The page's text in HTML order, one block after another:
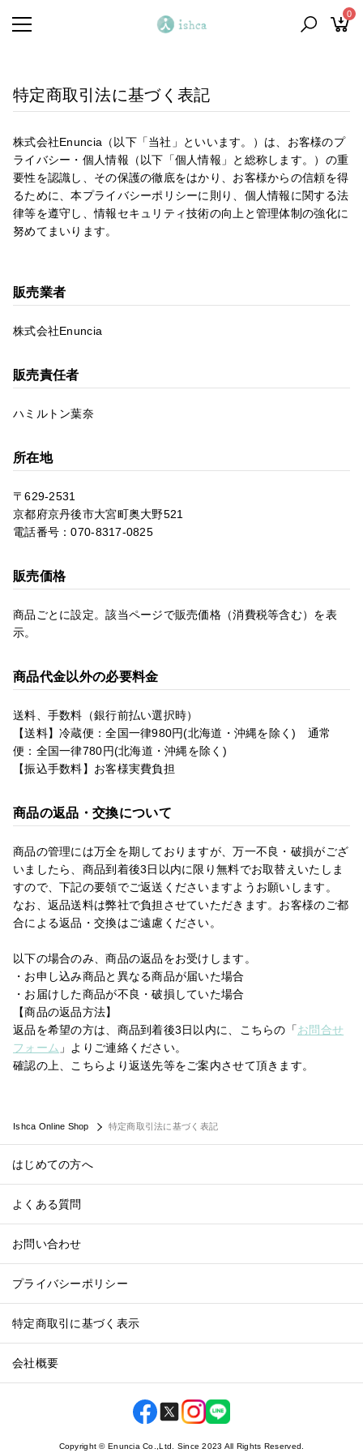
0
Ishca Online Shop 特定商取引法に基づく表記
特定商取引法に基づく表記
株式会社Enuncia（以下「当社」といいます。）は、お客様のプ
ライバシー・個人情報（以下「個人情報」と総称します。）の重
要性を認識し、その保護の徹底をはかり、お客様からの信頼を得
るために、本プライバシーポリシーに則り、個人情報に関する法
律等を遵守し、情報セキュリティ技術の向上と管理体制の強化に
努めてまいります。
販売業者
株式会社Enuncia
販売責任者
ハミルトン葉奈
所在地
〒629-2531
京都府京丹後市大宮町奥大野521
電話番号：070-8317-0825
販売価格
商品ごとに設定。該当ページで販売価格（消費税等含む）を表
示。
商品代金以外の必要料金
送料、手数料（銀行前払い選択時）
【送料】冷蔵便：全国一律980円(北海道・沖縄を除く) 通常
便：全国一律780円(北海道・沖縄を除く)
【振込手数料】お客様実費負担
商品の返品・交換について
商品の管理には万全を期しておりますが、万一不良・破損がござ
いましたら、商品到着後3日以内に限り無料でお取替えいたしま
すので、下記の要領でご返送くださいますようお願いします。
なお、返品送料は弊社で負担させていただきます。お客様のご都
合による返品・交換はご遠慮ください。
以下の場合のみ、商品の返品をお受けします。
・お申し込み商品と異なる商品が届いた場合
・お届けした商品が不良・破損していた場合
【商品の返品方法】
返品を希望の方は、商品到着後3日以内に、こちらの「お問合せ
フォーム 」よりご連絡ください。
確認の上、こちらより返送先等をご案内させて頂きます。
はじめての方へ
よくある質問
お問い合わせ
プライバシーポリシー
特定商取引に基づく表示
会社概要
Copyright © Enuncia Co.,Ltd. Since 2023 All Rights Reserved.